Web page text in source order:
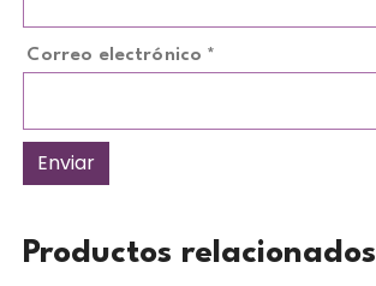
Correo electrónico *
Productos relacionados